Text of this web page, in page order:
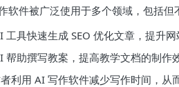
软件被广泛使用于多个领域，包括但
工具快速生成 SEO 优化文章，提升网
帮助撰写教案，提高教学文档的制作效
利用 AI 写作软件减少写作时间，从